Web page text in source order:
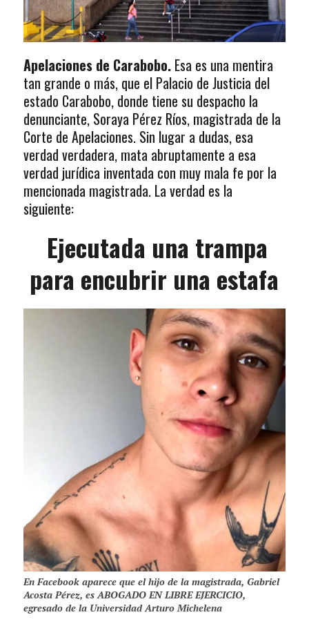
Apelaciones de Carabobo.Esa es una mentira
tan grande o más, que el Palacio de Justicia del
estado Carabobo, donde tiene su despacho la
denunciante, Soraya Pérez Ríos, magistrada de la
Corte de Apelaciones. Sin lugar a dudas, esa
verdad verdadera, mata abruptamente a esa
verdad jurídica inventada con muy mala fe por la
mencionada magistrada. La verdad es la
siguiente:
Ejecutada una trampa
para encubrir una estafa
En Facebook aparece que el hijo de la magistrada, Gabriel
Acosta Pérez, es ABOGADO EN LIBRE EJERCICIO,
egresado de la Universidad Arturo Michelena